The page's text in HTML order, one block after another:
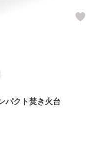
パクト焚き火台